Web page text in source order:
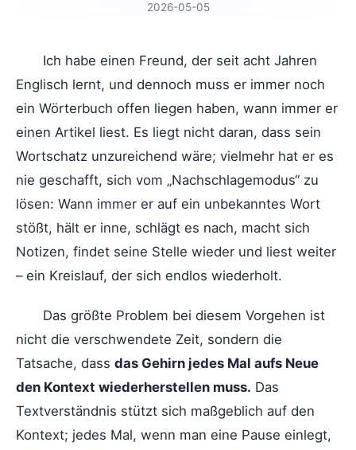
2026-05-05
Ich habe einen Freund, der seit acht Jahren
Englisch lernt, und dennoch muss er immer noch
ein Wörterbuch offen liegen haben, wann immer er
einen Artikel liest. Es liegt nicht daran, dass sein
Wortschatz unzureichend wäre; vielmehr hat er es
nie geschafft, sich vom „Nachschlagemodus“ zu
lösen: Wann immer er auf ein unbekanntes Wort
stößt, hält er inne, schlägt es nach, macht sich
Notizen, findet seine Stelle wieder und liest weiter
– ein Kreislauf, der sich endlos wiederholt.
Das größte Problem bei diesem Vorgehen ist
nicht die verschwendete Zeit, sondern die
Tatsache, dass das Gehirn jedes Mal aufs Neue
den Kontext wiederherstellen muss. Das
Textverständnis stützt sich maßgeblich auf den
Kontext; jedes Mal, wenn man eine Pause einlegt,